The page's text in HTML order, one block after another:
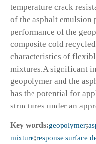
temperature crack
of the asphalt emulsion
performance of the
composite cold
characteristics of
mixtures.A significant
geopolymer and the
has the potential for
structures under an
Key words:geopolymer;
mixture;response surface